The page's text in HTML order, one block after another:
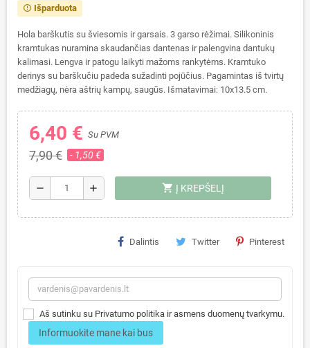
error_outline Išparduota
Hola barškutis su šviesomis ir garsais. 3 garso rėžimai. Silikoninis
kramtukas nuramina skaudančias dantenas ir palengvina dantukų
kalimasi. Lengva ir patogu laikyti mažoms rankytėms. Kramtuko
derinys su barškučiu padeda sužadinti pojūčius. Pagamintas iš tvirtų
medžiagų, nėra aštrių kampų, saugūs. Išmatavimai: 10x13.5 cm.
6,40 € Su PVM
7,90 € - 1,50 €
remove add shopping_cart Į KREPŠELĮ
Dalintis Twitter Pinterest
Aš sutinku su Privatumo politika ir asmens duomenų tvarkymu.
Informuokite mane kai bus